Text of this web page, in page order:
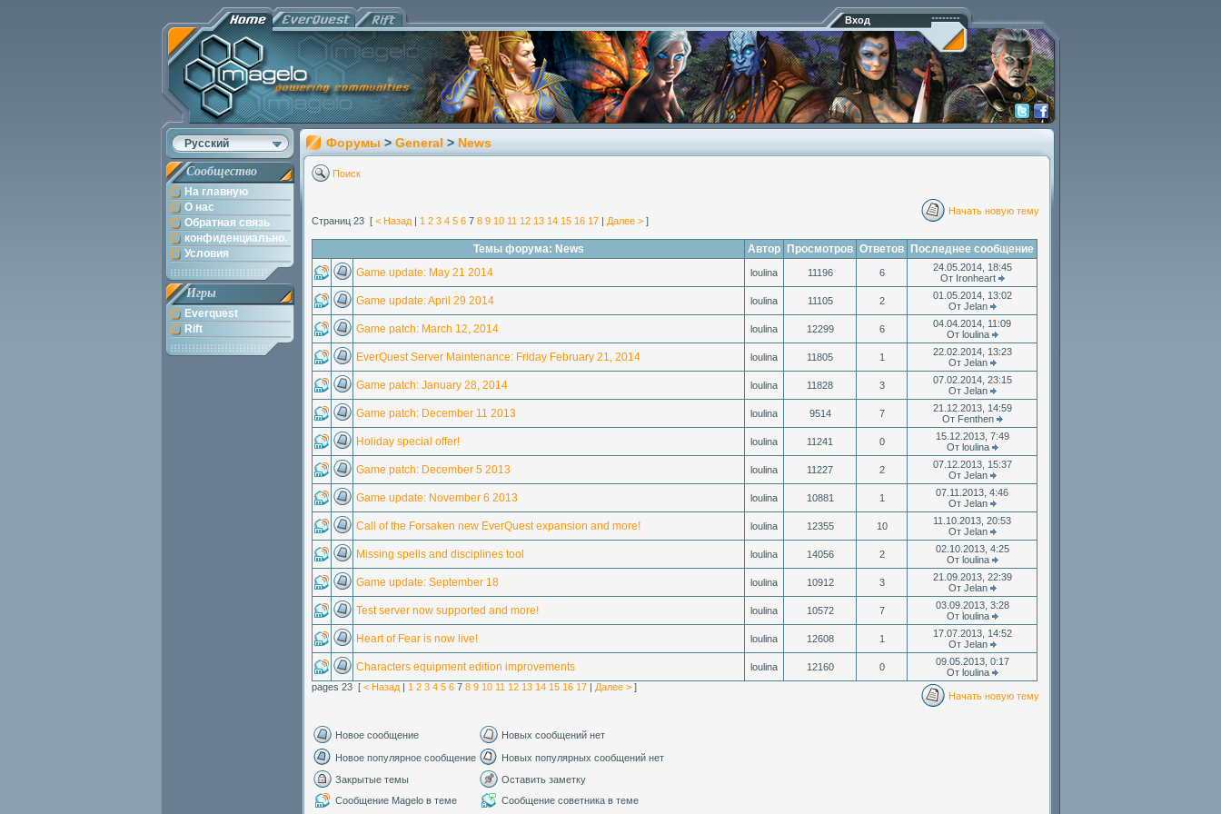
Вход
Русский
Сообщество
На главную
О нас
Обратная связь
конфиденциально.
Условия
Игры
Everquest
Rift
Форумы > General > News
Поиск
Страниц 23 [ < Назад | 1 2 3 4 5 6 7 8 9 10 11 12 13 14 15 16 17 | Далее > ]
Начать новую тему
Темы форума: News Автор Просмотров Ответов
Последнее сообщение
Game update: May 21 2014
loulina 11196 6
24.05.2014, 18:45
От Ironheart
Game update: April 29 2014 loulina 11105 2
01.05.2014, 13:02
От Jelan
Game patch: March 12, 2014 loulina 12299 6
04.04.2014, 11:09
От loulina
EverQuest Server Maintenance: Friday February 21, 2014 loulina 11805 1
22.02.2014, 13:23
От Jelan
Game patch: January 28, 2014 loulina 11828 3
07.02.2014, 23:15
От Jelan
Game patch: December 11 2013 loulina 9514 7
21.12.2013, 14:59
От Fenthen
Holiday special offer! loulina 11241 0
15.12.2013, 7:49
От loulina
Game patch: December 5 2013 loulina 11227 2
07.12.2013, 15:37
От Jelan
Game update: November 6 2013 loulina 10881 1
07.11.2013, 4:46
От Jelan
Call of the Forsaken new EverQuest expansion and more! loulina 12355 10
11.10.2013, 20:53
От Jelan
Missing spells and disciplines tool loulina 14056 2
02.10.2013, 4:25
От loulina
Game update: September 18 loulina 10912 3
21.09.2013, 22:39
От Jelan
Test server now supported and more! loulina 10572 7
03.09.2013, 3:28
От loulina
Heart of Fear is now live! loulina 12608 1
17.07.2013, 14:52
От Jelan
Characters equipment edition improvements loulina 12160 0
09.05.2013, 0:17
От loulina
pages 23 [ < Назад | 1 2 3 4 5 6 7 8 9 10 11 12 13 14 15 16 17 | Далее > ]
Начать новую тему
Новое сообщение Новых сообщений нет
Новое популярное сообщение
Новых популярных сообщений нет
Закрытые темы
Оставить заметку
Сообщение Magelo в теме
Сообщение советника в теме